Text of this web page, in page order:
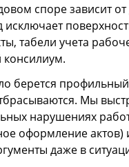
споре зависит
табели учета
консилиум.
берется
Мы
нарушениях
оформление актов)
даже в